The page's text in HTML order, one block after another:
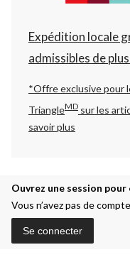
Expédition locale
admissibles de
*Offre exclusive pour
TriangleMD sur les
savoir plus
Ouvrez une session
Vous n’avez pas de
Se connecter